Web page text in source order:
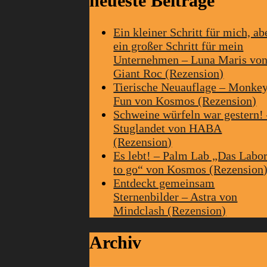
Ein kleiner Schritt für mich,
ein großer Schritt für mein
Unternehmen – Luna Maris von
Giant Roc (Rezension)
Tierische Neuauflage –
Fun von Kosmos (Rezension)
Schweine würfeln war gestern!
Stuglandet von HABA
(Rezension)
Es lebt! – Palm Lab „Das Labor
to go“ von Kosmos (Rezension)
Entdeckt gemeinsam
Sternenbilder – Astra von
Mindclash (Rezension)
Archiv